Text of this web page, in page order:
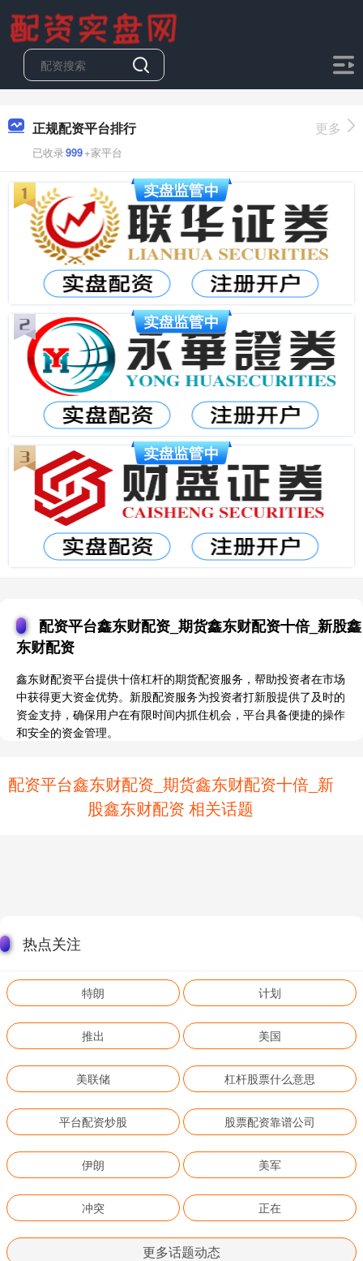
正规配资平台排行
已收录999+家平台
更多
配资平台鑫东财配资_期货鑫东财配资十倍_新股鑫
东财配资
鑫东财配资平台提供十倍杠杆的期货配资服务，帮助投资者在市场
中获得更大资金优势。新股配资服务为投资者打新股提供了及时的
资金支持，确保用户在有限时间内抓住机会，平台具备便捷的操作
和安全的资金管理。
配资平台鑫东财配资_期货鑫东财配资十倍_新
股鑫东财配资 相关话题
热点关注
特朗 计划
推出 美国
美联储 杠杆股票什么意思
平台配资炒股 股票配资靠谱公司
伊朗 美军
冲突 正在
更多话题动态